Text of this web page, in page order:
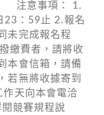
注意事項： 1.
23：59止 2.報名
未完成報名程
繳費者，請將收
本會信箱，請備
若無將收據寄到
作天向本會電洽
競賽規程說